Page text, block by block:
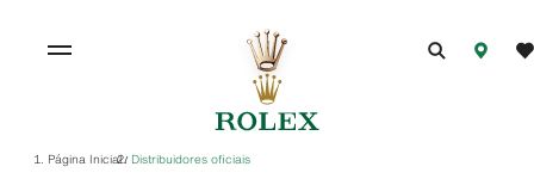
Página Inicial/ Distribuidores oficiais